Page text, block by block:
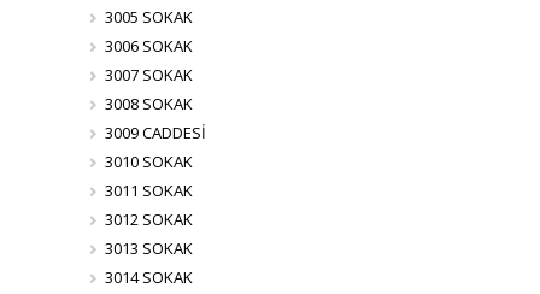
3005 SOKAK
3006 SOKAK
3007 SOKAK
3008 SOKAK
3009 CADDESİ
3010 SOKAK
3011 SOKAK
3012 SOKAK
3013 SOKAK
3014 SOKAK